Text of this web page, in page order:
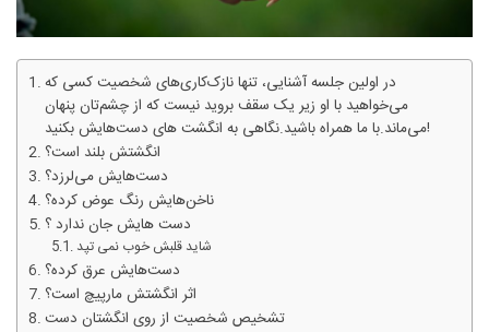
در اولین جلسه آشنایی، تنها نازک‌کاری‌های شخصیت کسی که
می‌خواهید با او زیر یک سقف بروید نیست که از چشم‌تان پنهان
می‌ماند.با ما همراه باشید.نگاهی به انگشت های دست‌هایش بکنید!
انگشتش بلند است؟
دست‌هایش می‌لرزد؟
ناخن‌هایش رنگ عوض کرده؟
دست هایش جان ندارد ؟
شاید قلبش خوب نمی تپد
دست‌هایش عرق کرده؟
اثر انگشتش مارپیچ است؟
تشخیص شخصیت از روی انگشتان دست